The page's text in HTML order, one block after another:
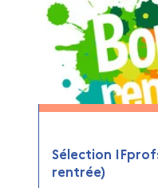
Sélection
rentrée)